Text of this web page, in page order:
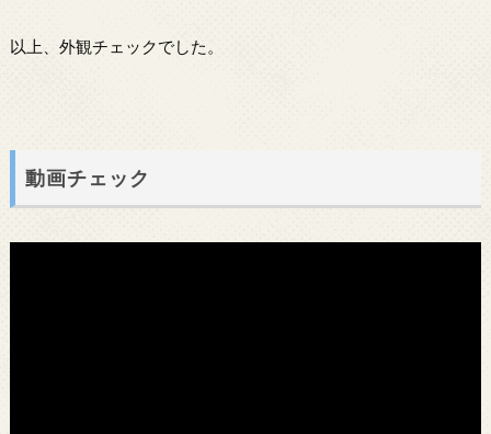
以上、外観チェックでした。
動画チェック